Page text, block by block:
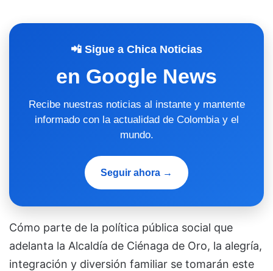
📲 Sigue a Chica Noticias
en Google News
Recibe nuestras noticias al instante y mantente
informado con la actualidad de Colombia y el
mundo.
Seguir ahora →
Cómo parte de la política pública social que
adelanta la Alcaldía de Ciénaga de Oro, la alegría,
integración y diversión familiar se tomarán este